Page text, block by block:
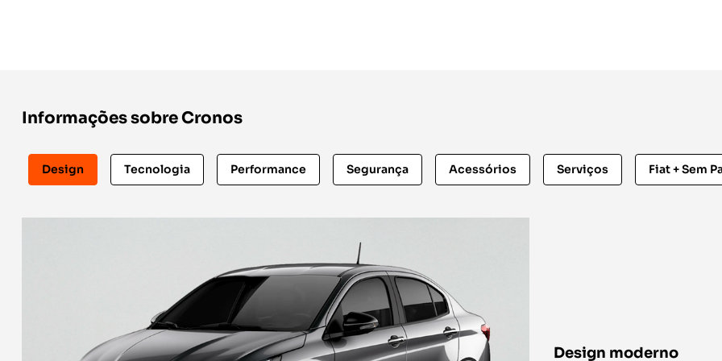
Informações sobre Cronos
Design Tecnologia Performance Segurança Acessórios Serviços Fiat + Sem
Design moderno